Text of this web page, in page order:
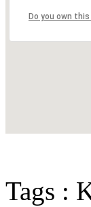
Do you own
Tags :